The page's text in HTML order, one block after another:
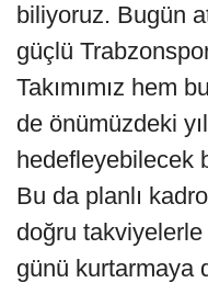
biliyoruz. Bugün
güçlü
Takımımız hem
de önümüzdeki
hedefleyebilecek
Bu da planlı
doğru
günü kurtarmaya